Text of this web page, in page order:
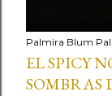
Palmira Blum
EL SPICY
SOMBRAS